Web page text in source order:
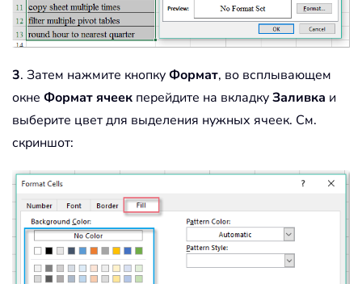
3. Затем нажмите кнопкуФормат, во всплывающем
окне Формат ячеек перейдите на вкладкуЗаливка и
выберите цвет для выделения нужных ячеек. См.
скриншот: